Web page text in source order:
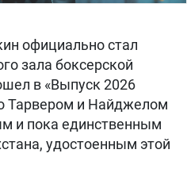
официально стал
зала боксерской
в «Выпуск 2026
Тарвером и Найджелом
и пока единственным
удостоенным этой